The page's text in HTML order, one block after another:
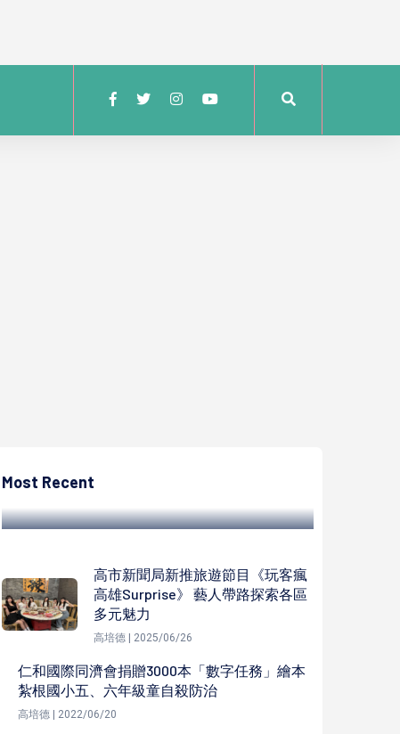
Most Recent
7000元嫁妝好禮致贈認養人
高市新聞局新推旅遊節目《玩客瘋
高雄Surprise》 藝人帶路探索各區
多元魅力
高培德 | 2025/06/26
仁和國際同濟會捐贈3000本「數字任務」繪本
紮根國小五、六年級童自殺防治
高培德 | 2022/06/20